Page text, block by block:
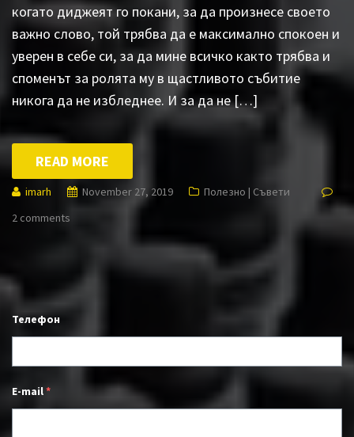
когато диджеят го покани, за да произнесе своето
важно слово, той трябва да е максимално спокоен и
уверен в себе си, за да мине всичко както трябва и
споменът за ролята му в щастливото събитие
никога да не избледнее. И за да не […]
READ MORE
imarh November 27, 2019
Полезно | Съвети
2 comments
Телефон
E-mail*